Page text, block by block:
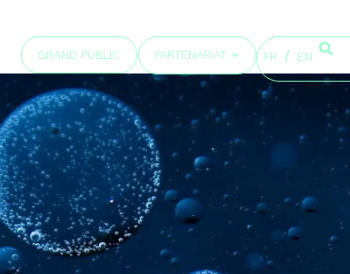
GRAND PUBLIC PARTENARIAT FR EN